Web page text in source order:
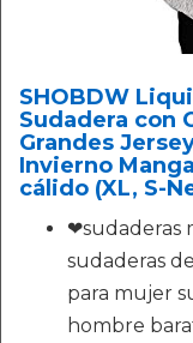
SHOBDW
Sudadera con
Grandes
Invierno
cálido (XL, S-
❤sudaderas
sudaderas
para mujer
hombre